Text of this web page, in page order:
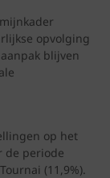
opvolging
blijven
op het
de periode
(11,9%).